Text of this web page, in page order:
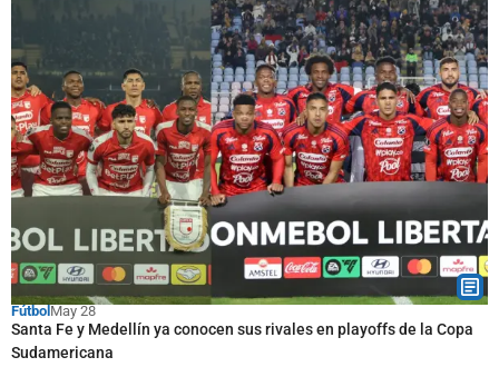
Fútbol May 28
Santa Fe y Medellín ya conocen sus rivales en playoffs de la Copa
Sudamericana